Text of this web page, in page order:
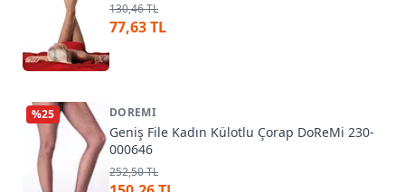
130,46 TL
77,63 TL
%25 DOREMI
Geniş File Kadın Külotlu Çorap DoReMi 230-
000646
252,50 TL